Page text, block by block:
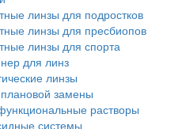
линзы для подростков
линзы для пресбиопов
линзы для спорта
для линз
линзы
замены
растворы
системы